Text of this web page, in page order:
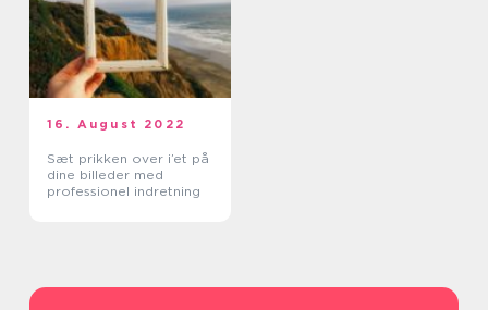
16. August 2022
Sæt prikken over i’et på
dine billeder med
professionel indretning